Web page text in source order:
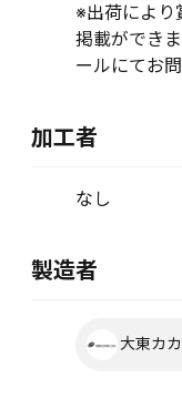
※出荷により
掲載ができ
ールにてお
加工者
なし
製造者
大東カ